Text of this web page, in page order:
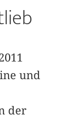
und
der